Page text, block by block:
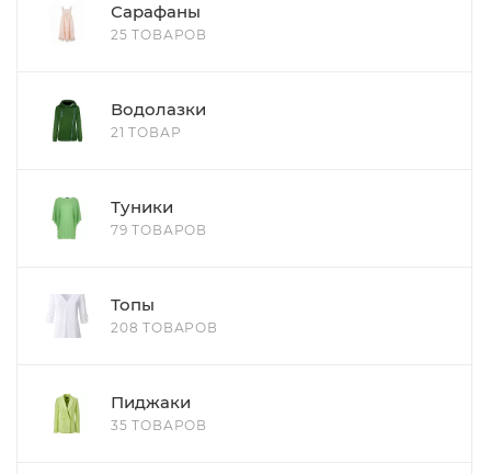
Сарафаны
25 ТОВАРОВ
Водолазки
21 ТОВАР
Туники
79 ТОВАРОВ
Топы
208 ТОВАРОВ
Пиджаки
35 ТОВАРОВ